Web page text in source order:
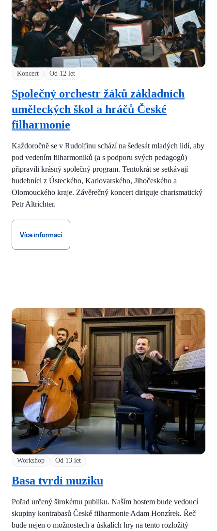
Koncert Od 12 let
Společný orchestr žáků základních
uměleckých škol a hráčů České
filharmonie
Každoročně se v Rudolfinu schází na šedesát mladých lidí, aby
pod vedením filharmoniků (a s podporu svých pedagogů)
připravili krásný společný program. Tentokrát se setkávají
hudebníci z Ústeckého, Karlovarského, Jihočeského a
Olomouckého kraje. Závěrečný koncert diriguje charismatický
Petr Altrichter.
Více informací
Workshop Od 13 let
Basa tvrdí muziku
Pořad určený širokému publiku. Naším hostem bude vedoucí
skupiny kontrabasů České filharmonie Adam Honzírek. Řeč
bude nejen o možnostech a úskalích hry na tento rozložitý